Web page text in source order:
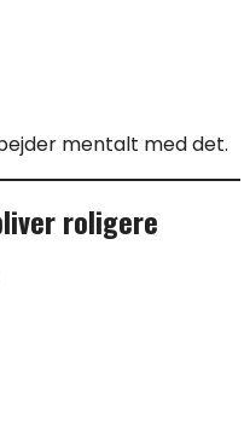
mentalt med det.
roligere